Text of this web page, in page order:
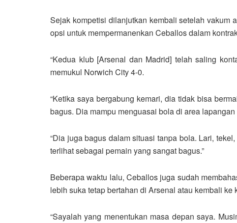
Sejak kompetisi dilanjutkan kembali setelah vakum
opsi untuk mempermanenkan Ceballos dalam
“Kedua klub [Arsenal dan Madrid] telah saling
memukul Norwich City 4-0.
“Ketika saya bergabung kemari, dia tidak bisa
bagus. Dia mampu menguasai bola di area
“Dia juga bagus dalam situasi tanpa bola. Lari,
terlihat sebagai pemain yang sangat bagus.”
Beberapa waktu lalu, Ceballos juga sudah
lebih suka tetap bertahan di Arsenal atau kembali ke
“Sayalah yang menentukan masa depan saya.